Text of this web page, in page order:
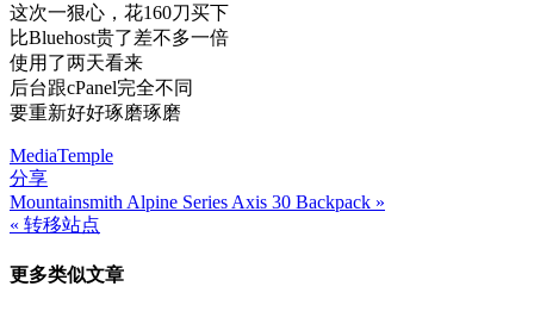
这次一狠心，花160刀买下
比Bluehost贵了差不多一倍
使用了两天看来
后台跟cPanel完全不同
要重新好好琢磨琢磨
MediaTemple
分享
文
导
Mountainsmith Alpine Series Axis 30 Backpack »
« 转移站点
更多类似文章